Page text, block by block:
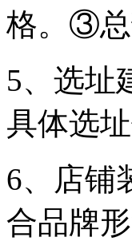
格。③总
5、选址
具体选
6、店铺
合品牌